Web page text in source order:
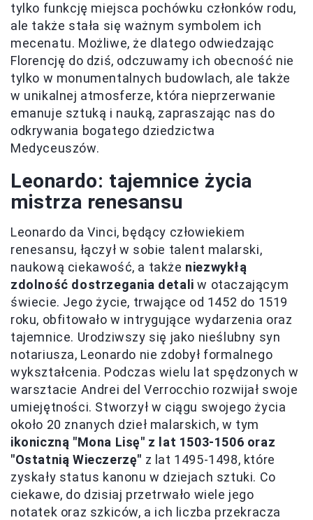
tylko funkcję miejsca pochówku członków rodu,
ale także stała się ważnym symbolem ich
mecenatu. Możliwe, że dlatego odwiedzając
Florencję do dziś, odczuwamy ich obecność nie
tylko w monumentalnych budowlach, ale także
w unikalnej atmosferze, która nieprzerwanie
emanuje sztuką i nauką, zapraszając nas do
odkrywania bogatego dziedzictwa
Medyceuszów.
Leonardo: tajemnice życia
mistrza renesansu
Leonardo da Vinci, będący człowiekiem
renesansu, łączył w sobie talent malarski,
naukową ciekawość, a także niezwykłą
zdolność dostrzegania detali w otaczającym
świecie. Jego życie, trwające od 1452 do 1519
roku, obfitowało w intrygujące wydarzenia oraz
tajemnice. Urodziwszy się jako nieślubny syn
notariusza, Leonardo nie zdobył formalnego
wykształcenia. Podczas wielu lat spędzonych w
warsztacie Andrei del Verrocchio rozwijał swoje
umiejętności. Stworzył w ciągu swojego życia
około 20 znanych dzieł malarskich, w tym
ikoniczną "Mona Lisę" z lat 1503-1506 oraz
"Ostatnią Wieczerzę" z lat 1495-1498, które
zyskały status kanonu w dziejach sztuki. Co
ciekawe, do dzisiaj przetrwało wiele jego
notatek oraz szkiców, a ich liczba przekracza